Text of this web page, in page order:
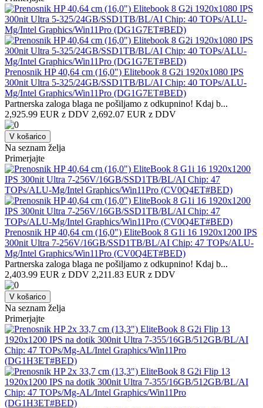
Prenosnik HP 40,64 cm (16,0") Elitebook 8 G2i 1920x1080 IPS
300nit Ultra 5-325/24GB/SSD1TB/BL/AI Chip: 40 TOPs/ALU-
Mg/Intel Graphics/Win11Pro (DG1G7ET#BED)
Partnerska zaloga blaga ne pošiljamo z odkupnino! ​Kdaj b...
2,925.99 EUR z DDV 2,692.07 EUR z DDV
V košarico
Na seznam želja
Primerjajte
Prenosnik HP 40,64 cm (16,0") EliteBook 8 G1i 16 1920x1200 IPS
300nit Ultra 7-256V/16GB/SSD1TB/BL/AI Chip: 47 TOPs/ALU-
Mg/Intel Graphics/Win11Pro (CV0Q4ET#BED)
Partnerska zaloga blaga ne pošiljamo z odkupnino! ​Kdaj b...
2,403.99 EUR z DDV 2,211.83 EUR z DDV
V košarico
Na seznam želja
Primerjajte